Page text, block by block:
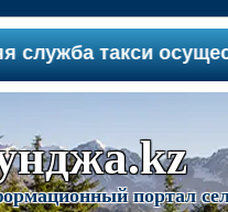
такси
портал